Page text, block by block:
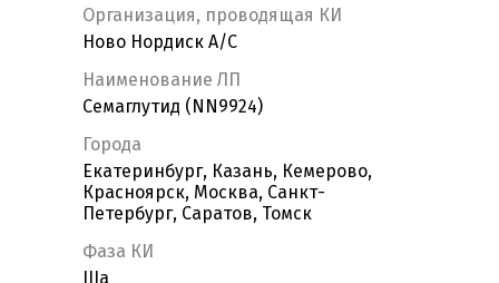
Организация, проводящая КИ
Ново Нордиск А/С
Наименование ЛП
Семаглутид (NN9924)
Города
Екатеринбург, Казань, Кемерово,
Красноярск, Москва, Санкт-
Петербург, Саратов, Томск
Фаза КИ
IIIa